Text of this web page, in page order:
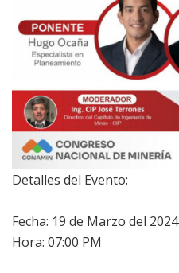
Detalles del Evento:
Fecha: 19 de Marzo del 2024
Hora: 07:00 PM